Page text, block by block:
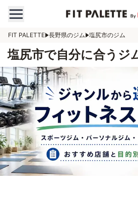
FIT PALETTE 長野県のジム 塩尻市のジム
塩尻市で自分に合うジ